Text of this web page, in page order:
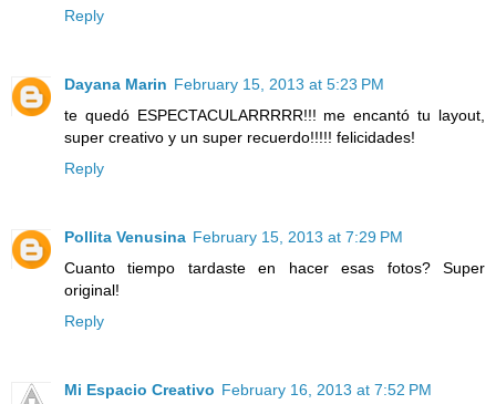
Reply
Dayana Marin February 15, 2013 at 5:23 PM
te quedó ESPECTACULARRRRR!!! me encantó tu layout,
super creativo y un super recuerdo!!!!! felicidades!
Reply
Pollita Venusina February 15, 2013 at 7:29 PM
Cuanto tiempo tardaste en hacer esas fotos? Super
original!
Reply
Mi Espacio Creativo February 16, 2013 at 7:52 PM